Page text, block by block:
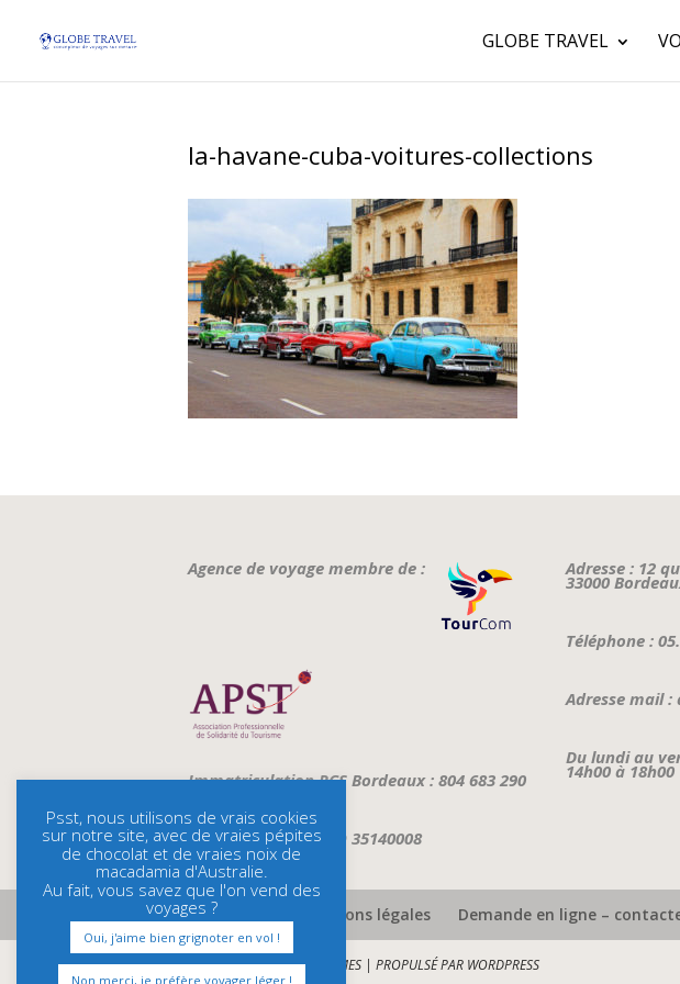
GLOBE TRAVEL
la-havane-cuba-voitures-collections
Agence de voyage membre de :
Immatriculation RCS Bordeaux : 804 683 290
ATOUT FRANCE : IMO 35140008
Adresse : 12
33000
Téléphone :
Adresse mail :
Du lundi au
14h00 à 18h00
Assurances et mentions légales Demande en ligne –
CONÇU PARELEGANT THEMES| PROPULSÉ PAR WORDPRESS
Psst, nous utilisons de vrais cookies
sur notre site, avec de vraies pépites
de chocolat et de vraies noix de
macadamia d'Australie.
Au fait, vous savez que l'on vend des
voyages ?
Oui, j'aime bien grignoter en vol !
Non merci, je préfère voyager léger !